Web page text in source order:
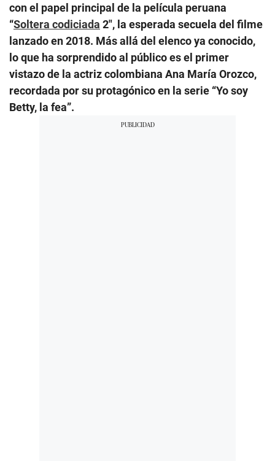
con el papel principal de la película peruana
“Soltera codiciada 2″, la esperada secuela del filme
lanzado en 2018. Más allá del elenco ya conocido,
lo que ha sorprendido al público es el primer
vistazo de la actriz colombiana Ana María Orozco,
recordada por su protagónico en la serie “Yo soy
Betty, la fea”.